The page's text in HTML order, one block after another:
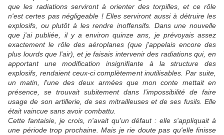
que les radiations serviront à orienter des torpilles, et ce rôle
n'est certes pas négligeable ! Elles serviront aussi à détruire les
explosifs, ou plutôt à les rendre inoffensifs. Dans une nouvelle
que j'ai publiée, il y a environ quinze ans, je prévoyais assez
exactement le rôle des aéroplanes (que j'appelais encore des
plus lourds que l'air), et je faisais intervenir des radiations qui, en
apportant une modification insignifiante à la structure des
explosifs, rendaient ceux-ci complètement inutilisables. Par suite,
un matin, l'une des deux armées que mon conte mettait en
présence, se trouvait subitement dans l'impossibilité de faire
usage de son artillerie, de ses mitrailleuses et de ses fusils. Elle
était vaincue sans avoir combattu.
Cette fantaisie, je crois, n'avait qu'un défaut : elle s'appliquait à
une période trop prochaine. Mais je rie doute pas qu'elle finisse